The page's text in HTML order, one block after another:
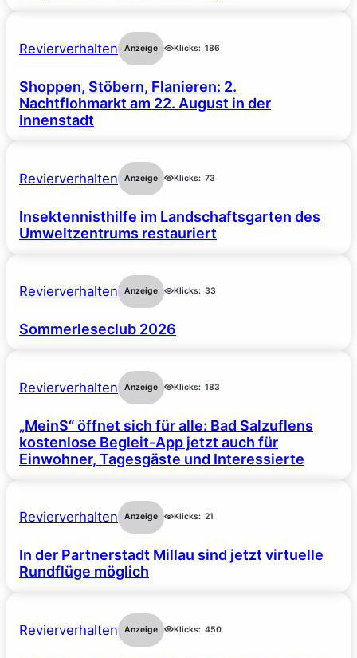
Revierverhalten Anzeige Klicks: 186
Shoppen, Stöbern, Flanieren: 2.
Nachtflohmarkt am 22. August in der
Innenstadt
Revierverhalten Anzeige Klicks: 73
Insektennisthilfe im Landschaftsgarten des
Umweltzentrums restauriert
Revierverhalten Anzeige Klicks: 33
Sommerleseclub 2026
Revierverhalten Anzeige Klicks: 183
„MeinS“ öffnet sich für alle: Bad Salzuflens
kostenlose Begleit-App jetzt auch für
Einwohner, Tagesgäste und Interessierte
Revierverhalten Anzeige Klicks: 21
In der Partnerstadt Millau sind jetzt virtuelle
Rundflüge möglich
Revierverhalten Anzeige Klicks: 450